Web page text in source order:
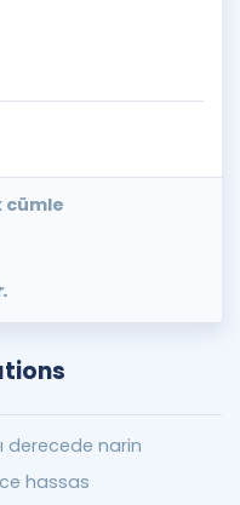
cümle
derecede narin
hassas